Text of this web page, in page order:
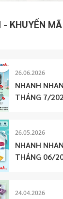
- KHUYẾN
26.06.2026
NHANH
THÁNG 7/
26.05.2026
NHANH
THÁNG 06/
24.04.2026